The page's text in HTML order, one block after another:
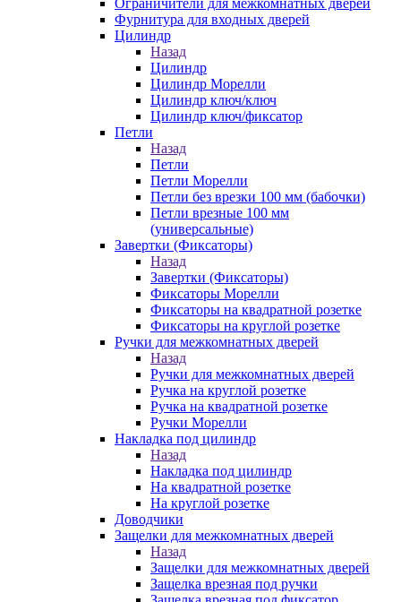
Ограничители для межкомнатных дверей
Фурнитура для входных дверей
Цилиндр
Назад
Цилиндр
Цилиндр Морелли
Цилиндр ключ/ключ
Цилиндр ключ/фиксатор
Петли
Назад
Петли
Петли Морелли
Петли без врезки 100 мм (бабочки)
Петли врезные 100 мм
(универсальные)
Завертки (Фиксаторы)
Назад
Завертки (Фиксаторы)
Фиксаторы Морелли
Фиксаторы на квадратной розетке
Фиксаторы на круглой розетке
Ручки для межкомнатных дверей
Назад
Ручки для межкомнатных дверей
Ручка на круглой розетке
Ручка на квадратной розетке
Ручки Морелли
Накладка под цилиндр
Назад
Накладка под цилиндр
На квадратной розетке
На круглой розетке
Доводчики
Защелки для межкомнатных дверей
Назад
Защелки для межкомнатных дверей
Защелка врезная под ручки